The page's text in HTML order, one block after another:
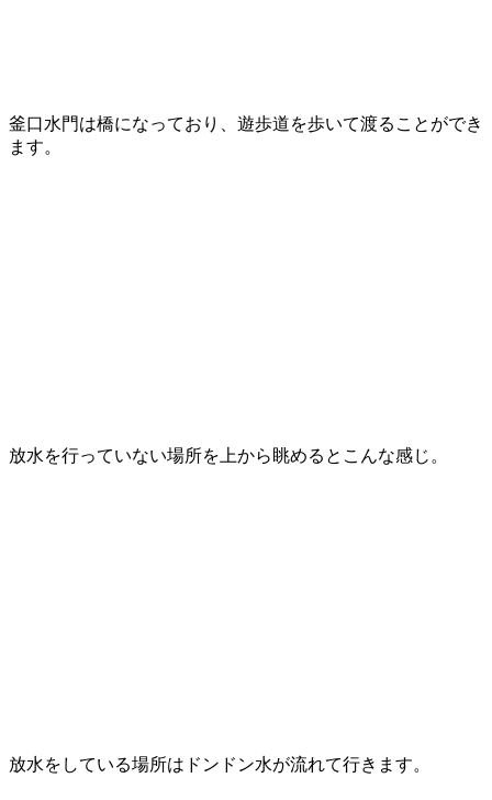
釜口水門は橋になっており、遊歩道を歩いて渡ることができ
ます。
放水を行っていない場所を上から眺めるとこんな感じ。
放水をしている場所はドンドン水が流れて行きます。